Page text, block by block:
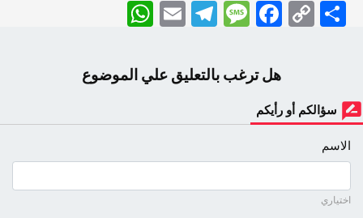
WhatsApp Email
TelegramMessageFacebook Copy
Link
اشتراک
هل ترغب بالتعليق علي الموضوع
سؤالكم أو رأيكم
الاسم
اختياري